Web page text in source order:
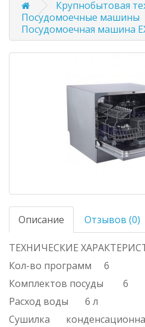
Крупнобытовая
Посудомоечные машины
Посудомоечная машина
Описание Отзывов (0)
ТЕХНИЧЕСКИЕ
Кол-во программ
6
Комплектов посуды
6
Расход воды
6 л
Сушилка